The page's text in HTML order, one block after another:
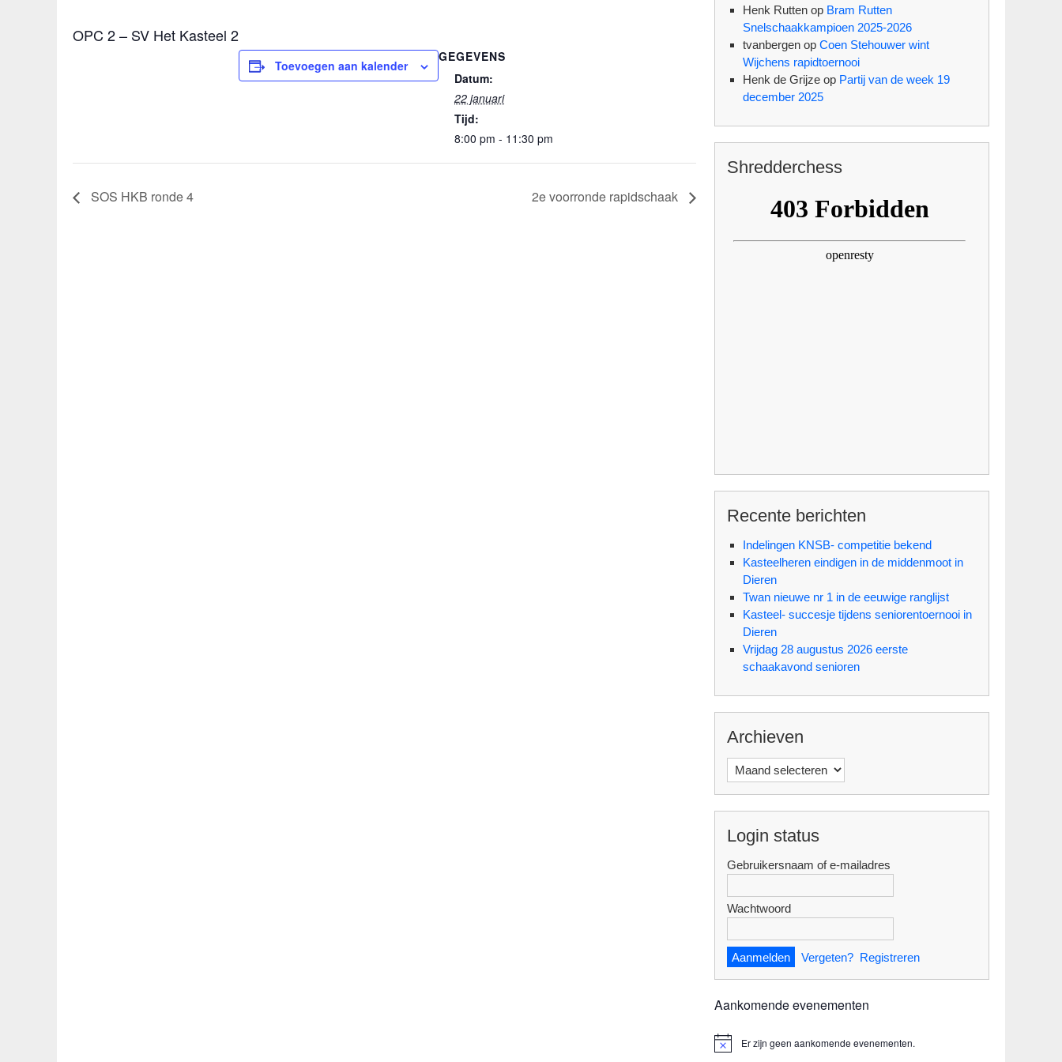
OPC 2 – SV Het Kasteel 2
Toevoegen aan kalender
GEGEVENS
Datum:
22 januari
Tijd:
8:00 pm - 11:30 pm
SOS HKB ronde 4 2e voorronde rapidschaak
Henk Rutten op Bram Rutten
Snelschaakkampioen 2025-2026
tvanbergen op Coen Stehouwer wint
Wijchens rapidtoernooi
Henk de Grijze op Partij van de week 19
december 2025
Shredderchess
Recente berichten
Indelingen KNSB- competitie bekend
Kasteelheren eindigen in de middenmoot in
Dieren
Twan nieuwe nr 1 in de eeuwige ranglijst
Kasteel- succesje tijdens seniorentoernooi in
Dieren
Vrijdag 28 augustus 2026 eerste
schaakavond senioren
Archieven
Archieven
Login status
Gebruikersnaam of e-mailadres
Wachtwoord
Vergeten? Registreren
Aankomende evenementen
Er zijn geen aankomende evenementen.